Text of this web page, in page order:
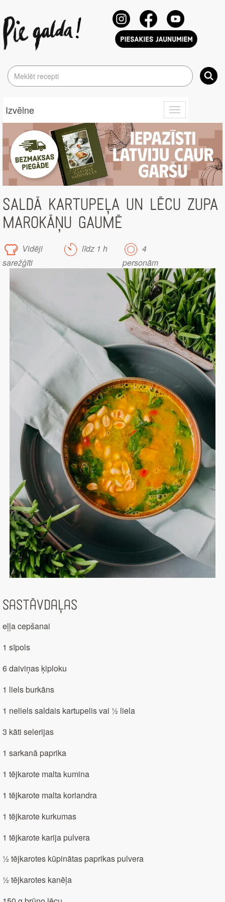
Toggle
navigation
Izvēlne
SALDĀ KARTUPEĻA UN LĒCU ZUPA
MAROKĀŅU GAUMĒ
Vidēji
sarežģīti
līdz 1 h
4
personām
Sastāvdaļas
eļļa cepšanai
1 sīpols
6 daiviņas ķiploku
1 liels burkāns
1 neliels saldais kartupelis vai ½ liela
3 kāti selerijas
1 sarkanā paprika
1 tējkarote malta kumina
1 tējkarote malta koriandra
1 tējkarote kurkumas
1 tējkarote karija pulvera
½ tējkarotes kūpinātas paprikas pulvera
½ tējkarotes kanēļa